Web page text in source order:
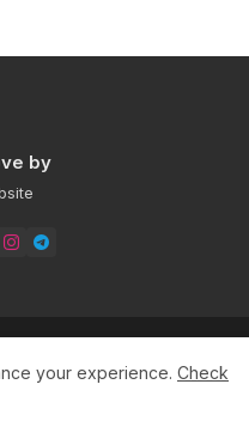
by
your experience. Check